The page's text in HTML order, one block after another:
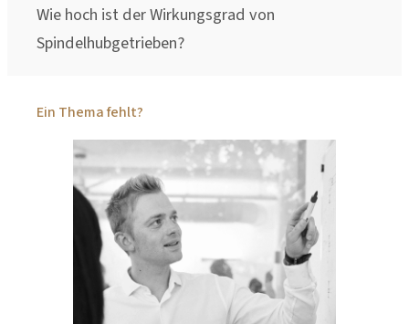
Wie hoch ist der Wirkungsgrad von
Spindelhubgetrieben?
Ein Thema fehlt?